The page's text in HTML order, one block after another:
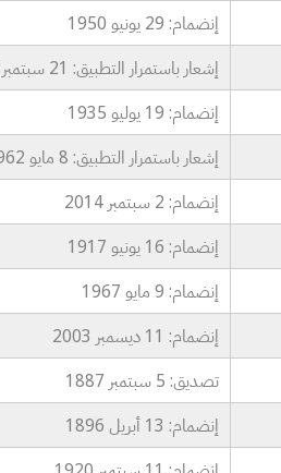
إنضمام: 29 يونيو 1950
إشعار باستمرار التطبيق: 21 سبتمبر 1964
إنضمام: 19 يوليو 1935
إشعار باستمرار التطبيق: 8 مايو 1962
إنضمام: 2 سبتمبر 2014
إنضمام: 16 يونيو 1917
إنضمام: 9 مايو 1967
إنضمام: 11 ديسمبر 2003
تصديق: 5 سبتمبر 1887
إنضمام: 13 أبريل 1896